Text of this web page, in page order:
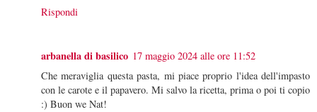
Rispondi
arbanella di basilico 17 maggio 2024 alle ore 11:52
Che meraviglia questa pasta, mi piace proprio l'idea dell'impasto
con le carote e il papavero. Mi salvo la ricetta, prima o poi ti copio
:) Buon we Nat!